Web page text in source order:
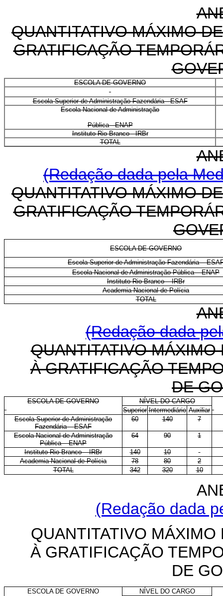
QUANTITATIVO MÁXIMO
GRATIFICAÇÃO
ESCOLA DE GOVERNO
Escola Superior de Administração Fazendária - ESAF
Escola Nacional de Administração
Pública - ENAP
Instituto Rio Branco - IRBr
TOTAL
(Redação dada pela
QUANTITATIVO MÁXIMO
GRATIFICAÇÃO
ESCOLA DE GOVERNO
Escola Superior de Administração Fazendária –
Escola Nacional de Administração Pública – ENAP
Instituto Rio Branco – IRBr
Academia Nacional de Polícia
TOTAL
(Redação dada
QUANTITATIVO
À GRATIFICAÇÃO
DE
ESCOLA DE GOVERNO
NÍVEL DO CARGO
Superior Intermediário Auxiliar
Escola Superior de Administração
Fazendária – ESAF
60 140 7
Escola Nacional de Administração
Pública – ENAP
64 90 1
Instituto Rio Branco – IRBr 140
10
Academia Nacional de Polícia
78 80
2
TOTAL
342 320 10
(Redação dada
QUANTITATIVO
À GRATIFICAÇÃO
DE
ESCOLA DE GOVERNO
NÍVEL DO CARGO